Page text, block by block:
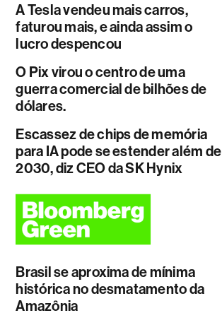
A Tesla vendeu mais carros,
faturou mais, e ainda assim o
lucro despencou
O Pix virou o centro de uma
guerra comercial de bilhões de
dólares.
Escassez de chips de memória
para IA pode se estender além de
2030, diz CEO da SK Hynix
Brasil se aproxima de mínima
histórica no desmatamento da
Amazônia